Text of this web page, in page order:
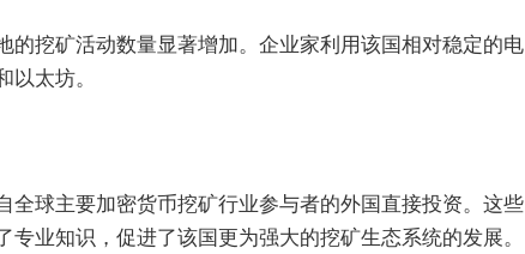
的挖矿活动数量显著增加。企业家利用该国相对稳定的电
太坊。
全球主要加密货币挖矿行业参与者的外国直接投资。这些
业知识，促进了该国更为强大的挖矿生态系统的发展。